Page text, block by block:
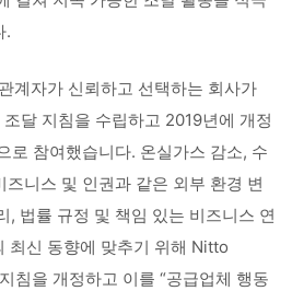
.
계자가 신뢰하고 선택하는 회사가
달 지침을 수립하고 2019년에 개정
로 참여했습니다. 온실가스 감소, 수
니스 및 인권과 같은 외부 환경 변
, 법률 규정 및 책임 있는 비즈니스 연
최신 동향에 맞추기 위해 Nitto
침을 개정하고 이를 “공급업체 행동